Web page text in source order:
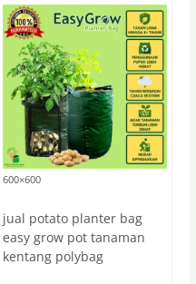
600×600
jual potato planter bag
easy grow pot tanaman
kentang polybag